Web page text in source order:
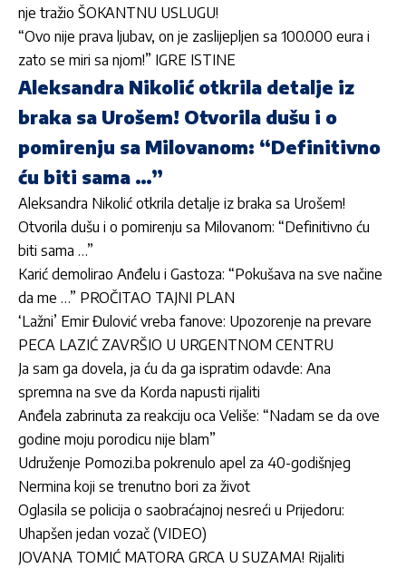
nje tražio ŠOKANTNU USLUGU!
“Ovo nije prava ljubav, on je zaslijepljen sa 100.000 eura i
zato se miri sa njom!” IGRE ISTINE
Aleksandra Nikolić otkrila detalje iz
braka sa Urošem! Otvorila dušu i o
pomirenju sa Milovanom: “Definitivno
ću biti sama …”
Aleksandra Nikolić otkrila detalje iz braka sa Urošem!
Otvorila dušu i o pomirenju sa Milovanom: “Definitivno ću
biti sama …”
Karić demolirao Anđelu i Gastoza: “Pokušava na sve načine
da me …” PROČITAO TAJNI PLAN
‘Lažni’ Emir Đulović vreba fanove: Upozorenje na prevare
PECA LAZIĆ ZAVRŠIO U URGENTNOM CENTRU
Ja sam ga dovela, ja ću da ga ispratim odavde: Ana
spremna na sve da Korda napusti rijaliti
Anđela zabrinuta za reakciju oca Veliše: “Nadam se da ove
godine moju porodicu nije blam”
Udruženje Pomozi.ba pokrenulo apel za 40-godišnjeg
Nermina koji se trenutno bori za život
Oglasila se policija o saobraćajnoj nesreći u Prijedoru:
Uhapšen jedan vozač (VIDEO)
JOVANA TOMIĆ MATORA GRCA U SUZAMA! Rijaliti